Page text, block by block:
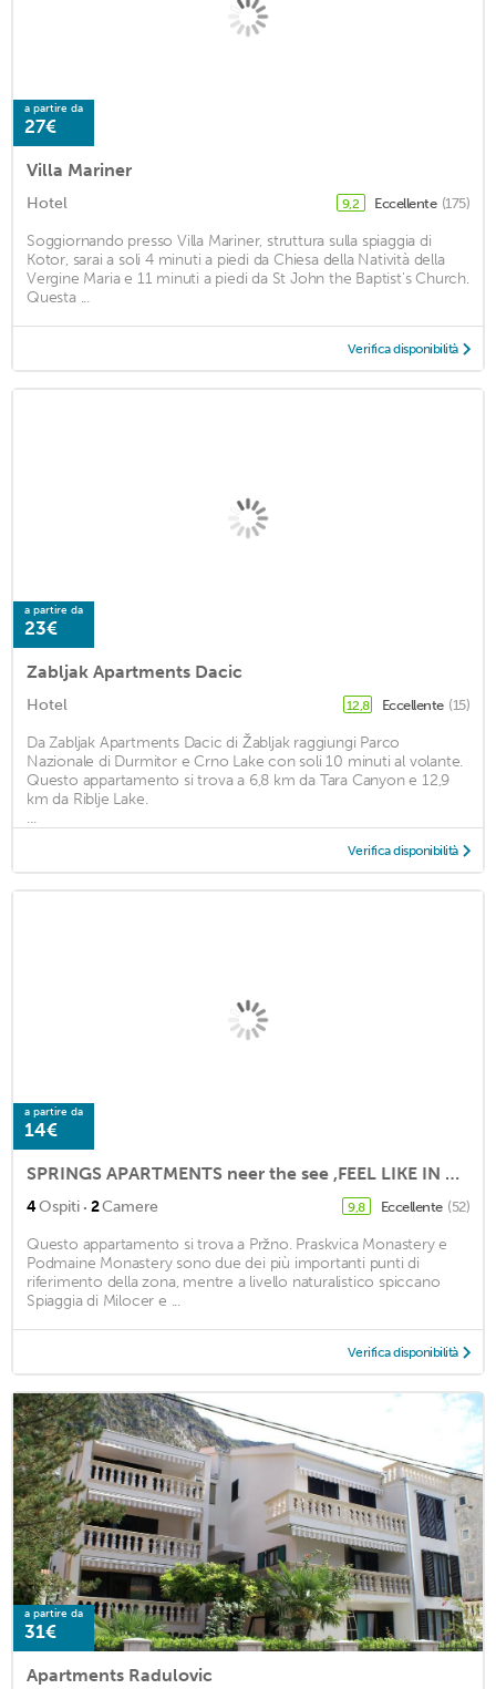
a partire da
27€
Villa Mariner
Hotel 9,2 Eccellente (175)
Soggiornando presso Villa Mariner, struttura sulla spiaggia di
Kotor, sarai a soli 4 minuti a piedi da Chiesa della Natività della
Vergine Maria e 11 minuti a piedi da St John the Baptist's Church.
Questa ...
Verifica disponibilità
a partire da
23€
Zabljak Apartments Dacic
Hotel 12,8 Eccellente (15)
Da Zabljak Apartments Dacic di Žabljak raggiungi Parco
Nazionale di Durmitor e Crno Lake con soli 10 minuti al volante.
Questo appartamento si trova a 6,8 km da Tara Canyon e 12,9
km da Riblje Lake.
...
Verifica disponibilità
a partire da
14€
SPRINGS APARTMENTS neer the see ,FEEL LIKE IN YOUR HOME
4Ospiti · 2Camere 9,8 Eccellente (52)
Questo appartamento si trova a Pržno. Praskvica Monastery e
Podmaine Monastery sono due dei più importanti punti di
riferimento della zona, mentre a livello naturalistico spiccano
Spiaggia di Milocer e ...
Verifica disponibilità
a partire da
31€
Apartments Radulovic